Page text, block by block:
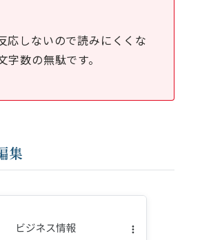
応しないので読みにくくな
字数の無駄です。
集